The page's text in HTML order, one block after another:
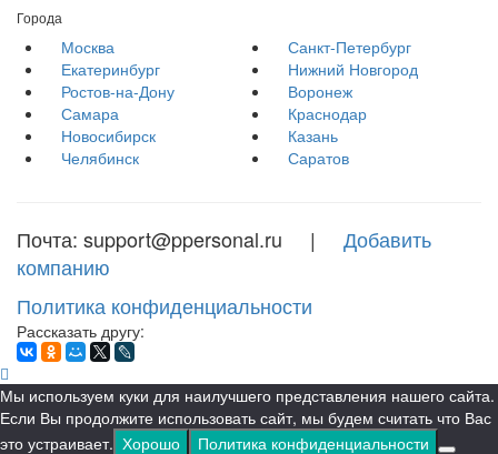
Города
Москва
Санкт-Петербург
Екатеринбург
Нижний Новгород
Ростов-на-Дону
Воронеж
Самара
Краснодар
Новосибирск
Казань
Челябинск
Саратов
Почта: support@ppersonal.ru | Добавить
компанию
Политика конфиденциальности
Рассказать другу:
Мы используем куки для наилучшего представления нашего сайта.
Если Вы продолжите использовать сайт, мы будем считать что Вас
это устраивает. Хорошо Политика конфиденциальности